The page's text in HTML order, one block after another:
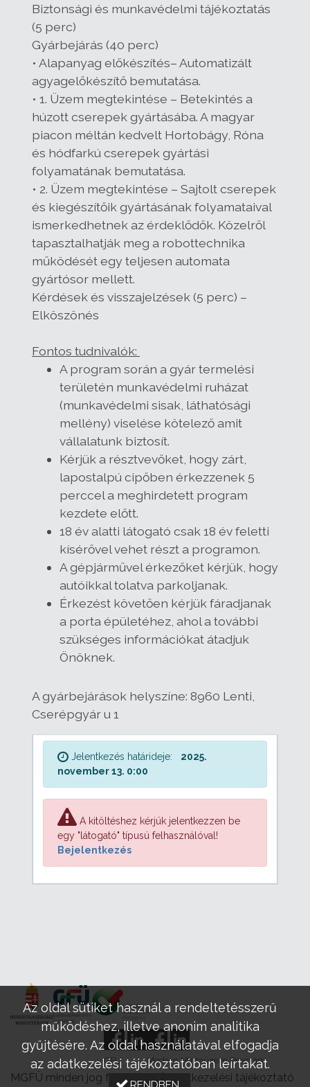
Biztonsági és munkavédelmi tájékoztatás
(5 perc)
Gyárbejárás (40 perc)
• Alapanyag előkészítés– Automatizált
agyagelőkészítő bemutatása.
• 1. Üzem megtekintése – Betekintés a
húzott cserepek gyártásába. A magyar
piacon méltán kedvelt Hortobágy, Róna
és hódfarkú cserepek gyártási
folyamatának bemutatása.
• 2. Üzem megtekintése – Sajtolt cserepek
és kiegészítőik gyártásának folyamataival
ismerkedhetnek az érdeklődők. Közelről
tapasztalhatják meg a robottechnika
működését egy teljesen automata
gyártósor mellett.
Kérdések és visszajelzések (5 perc) –
Elköszönés
Fontos tudnivalók:
A program során a gyár termelési
területén munkavédelmi ruházat
(munkavédelmi sisak, láthatósági
mellény) viselése kötelező amit
vállalatunk biztosít.
Kérjük a résztvevőket, hogy zárt,
lapostalpú cipőben érkezzenek 5
perccel a meghirdetett program
kezdete előtt.
18 év alatti látogató csak 18 év feletti
kísérővel vehet részt a programon.
A gépjárművel érkezőket kérjük, hogy
autóikkal tolatva parkoljanak.
Érkezést követően kérjük fáradjanak
a porta épületéhez, ahol a további
szükséges információkat átadjuk
Önöknek.
A gyárbejárások helyszíne: 8960 Lenti,
Cserépgyár u 1
Jelentkezés határideje:
2025.
november 13. 0:00
A kitöltéshez kérjük jelentkezzen be
egy "látogató" típusú felhasználóval!
Bejelentkezés
GFÜ Modern Mintaüzem Program
MGFÜ minden jog fenntartva |Adatkezelési tájékoztató
Az oldal sütiket használ a rendeltetésszerű
működéshez, illetve anonim analitika
gyűjtésére. Az oldal használatával elfogadja
az adatkezelési tájékoztatóban leírtakat.